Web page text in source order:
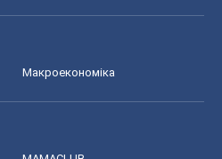
Макроекономіка